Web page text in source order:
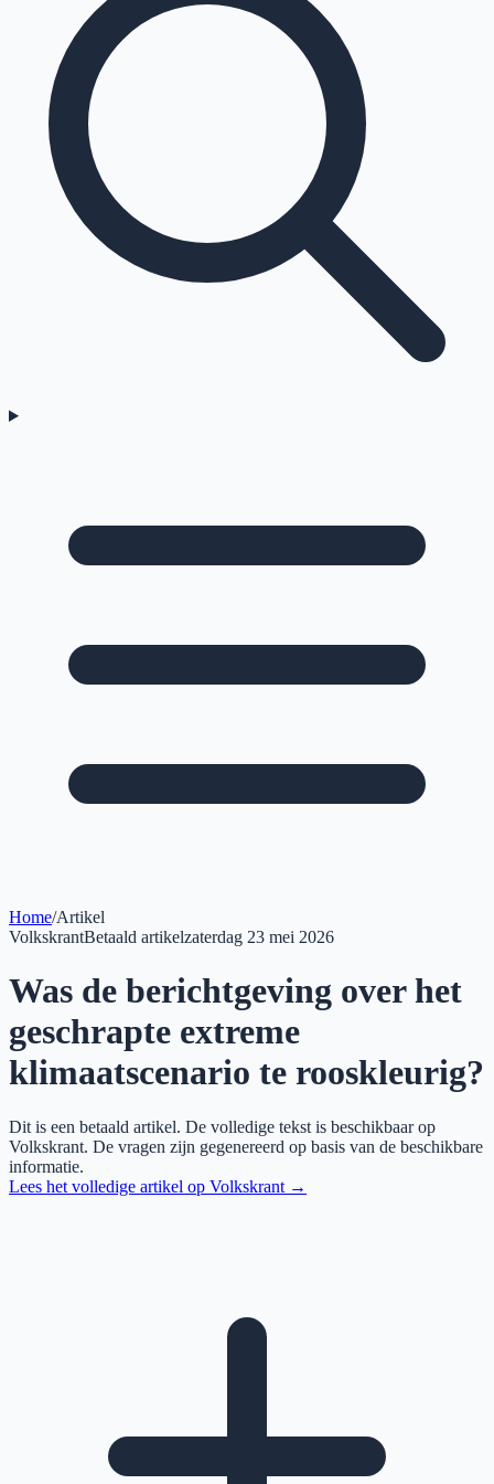
Home/Artikel
VolkskrantBetaald artikelzaterdag 23 mei 2026
Was de berichtgeving over het
geschrapte extreme
klimaatscenario te rooskleurig?
Dit is een betaald artikel. De volledige tekst is beschikbaar op
Volkskrant. De vragen zijn gegenereerd op basis van de beschikbare
informatie.
Lees het volledige artikel op Volkskrant →